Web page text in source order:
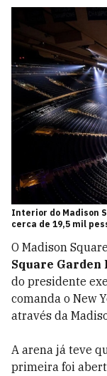
Interior do Madison
cerca de 19,5 mil
O Madison
Square
do presidente
comanda o New
através da
A arena já teve
primeira foi